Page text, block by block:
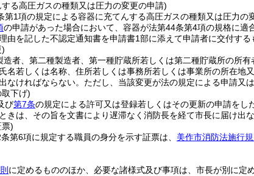
る高圧ガスの種類又は圧力の変更の申請)
第1項の規定による容器に充てんする高圧ガスの種類又は圧力
の申請があった場合において、容器が法第44条第4項の規格に
由を記した不認定通知書を申請書1部に添えて申請者に交付する
)
造者、第二種製造者、第一種貯蔵所若しくは第二種貯蔵所の所
名若しくは名称、住所若しくは事務所若しくは事業所の所在
なければならない。 ただし、当該変更が法の規定による申請又
下げ)
び第7条の規定による許可又は登録若しくはその更新の申請を
きは、その旨を文書により遅滞なく消防長を経て市長に届け出な
)
第6項に規定する職員の身分を示す証票は、 美作市消防法施行規
に定めるもののほか、必要な諸様式及び事項は、市長が別に定め